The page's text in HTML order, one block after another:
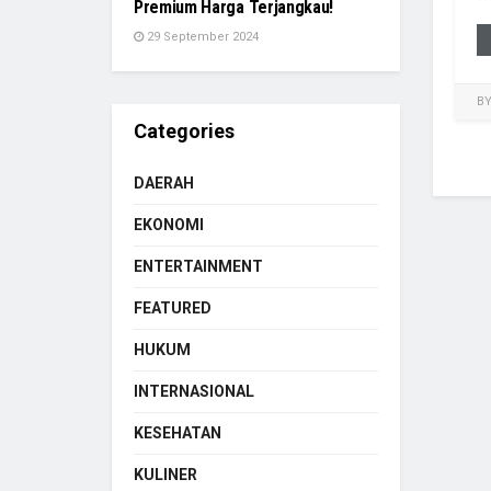
BY
Premium Harga Terjangkau!
29 September 2024
Categories
DAERAH
EKONOMI
ENTERTAINMENT
FEATURED
HUKUM
INTERNASIONAL
KESEHATAN
KULINER